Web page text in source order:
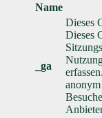
Name
_ga
Dieses
Dieses